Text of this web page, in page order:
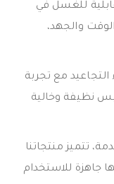
للغسل في
والجهد،
مع تجربة
نظيفة وخالية
تتميز منتجاتنا
جاهزة للاستخدام